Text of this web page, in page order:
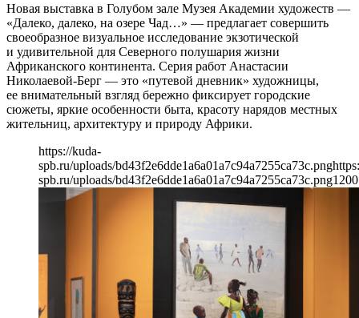
Новая выставка в Голубом зале Музея Академии художеств —
«Далеко, далеко, на озере Чад…» — предлагает совершить
своеобразное визуальное исследование экзотической
и удивительной для Северного полушария жизни
Африканского континента. Серия работ Анастасии
Николаевой-Берг — это «путевой дневник» художницы,
ее внимательный взгляд бережно фиксирует городские
сюжеты, яркие особенности быта, красоту нарядов местных
жительниц, архитектуру и природу Африки.
https://kuda-
spb.ru/uploads/bd43f2e6dde1a6a01a7c94a7255ca73c.png
spb.ru/uploads/bd43f2e6dde1a6a01a7c94a7255ca73c.png1200